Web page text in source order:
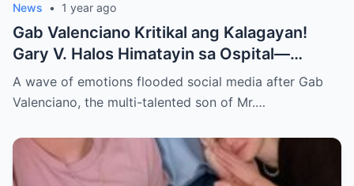
News • 1 year ago
Gab Valenciano Kritikal ang Kalagayan!
Gary V. Halos Himatayin sa Ospital—
Nakakaiyak ang Panalangin ng Pamilya
Habang Nasa Bingit ng Kamatayan ang
A wave of emotions flooded social media after Gab
Valenciano, the multi-talented son of Mr.…